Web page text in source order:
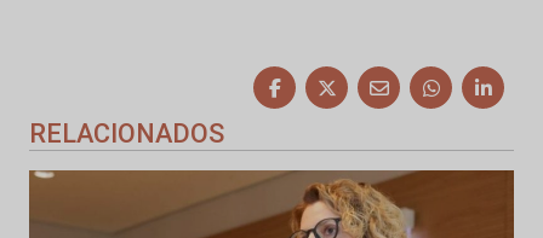
RELACIONADOS